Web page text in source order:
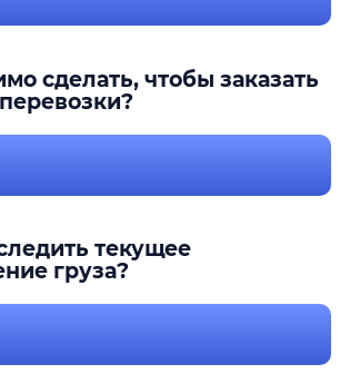
сделать, чтобы заказать
текущее
груза?